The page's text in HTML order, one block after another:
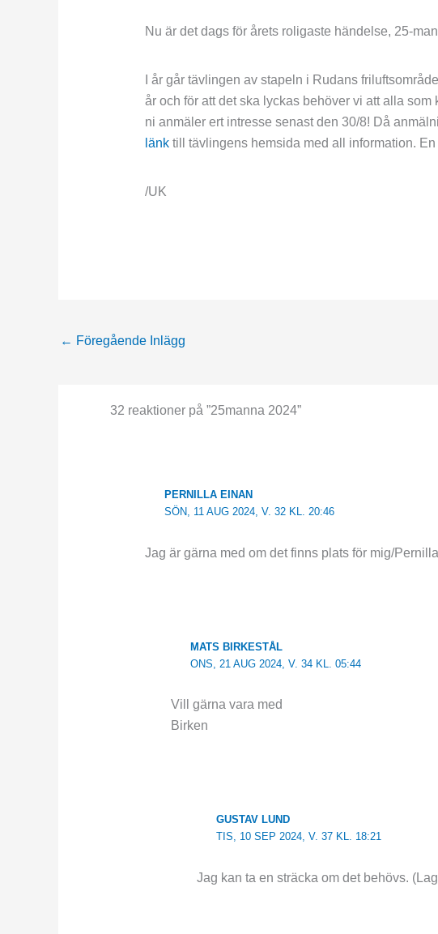
Nu är det dags för årets roligaste händelse, 25-
I år går tävlingen av stapeln i Rudans
år och för att det ska lyckas behöver vi att alla
ni anmäler ert intresse senast den 30/8! Då
länktill tävlingens hemsida med all information.
/UK
← Föregående Inlägg
32 reaktioner på ”25manna 2024”
PERNILLA EINAN
SÖN, 11 AUG 2024, V. 32 KL. 20:46
Jag är gärna med om det finns plats för mig/Pernilla
MATS BIRKESTÅL
ONS, 21 AUG 2024, V. 34 KL. 05:44
Vill gärna vara med
Birken
GUSTAV LUND
TIS, 10 SEP 2024, V. 37 KL. 18:21
Jag kan ta en sträcka om det behövs.